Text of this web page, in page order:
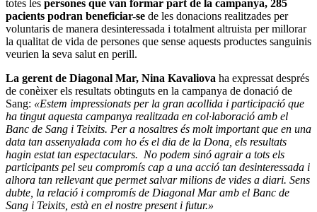
totes les persones que van formar part de la campanya, 285
pacients podran beneficiar-se de les donacions realitzades per
voluntaris de manera desinteressada i totalment altruista per millorar
la qualitat de vida de persones que sense aquests productes sanguinis
veurien la seva salut en perill.
La gerent de Diagonal Mar, Nina Kavaliova ha expressat després
de conèixer els resultats obtinguts en la campanya de donació de
Sang: «Estem impressionats per la gran acollida i participació que
ha tingut aquesta campanya realitzada en col·laboració amb el
Banc de Sang i Teixits. Per a nosaltres és molt important que en una
data tan assenyalada com ho és el dia de la Dona, els resultats
hagin estat tan espectaculars. No podem sinó agrair a tots els
participants pel seu compromís cap a una acció tan desinteressada i
alhora tan rellevant que permet salvar milions de vides a diari. Sens
dubte, la relació i compromís de Diagonal Mar amb el Banc de
Sang i Teixits, està en el nostre present i futur.»